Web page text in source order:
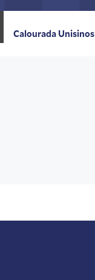
Calourada Unisinos